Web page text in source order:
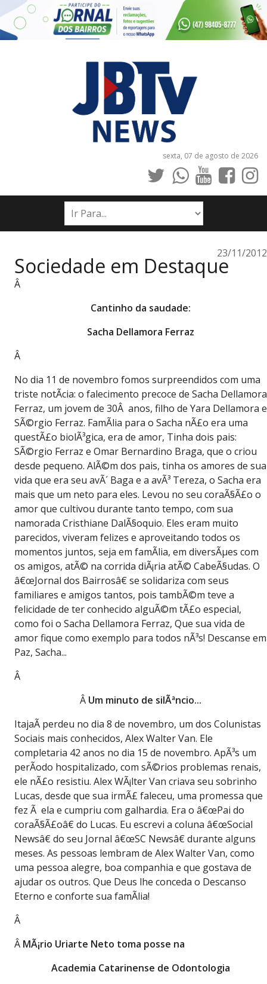
sexta, 07 de agosto de 2026
INÍCIO
NOTÍCIAS
PUBLICAÇÕES LEGAIS
23/11/2012
Sociedade em Destaque
Â
Cantinho da saudade:
Sacha Dellamora Ferraz
Â
No dia 11 de novembro fomos surpreendidos com uma
triste notÃ­cia: o falecimento precoce de Sacha Dellamora
Ferraz, um jovem de 30Â anos, filho de Yara Dellamora e
SÃ©rgio Ferraz. FamÃ­lia para o Sacha nÃ£o era uma
questÃ£o biolÃ³gica, era de amor, Tinha dois pais:
SÃ©rgio Ferraz e Omar Bernardino Braga, que o criou
desde pequeno. AlÃ©m dos pais, tinha os amores de sua
vida que era seu avÃ´ Baga e a avÃ³ Tereza, o Sacha era
mais que um neto para eles. Levou no seu coraÃ§Ã£o o
amor que cultivou durante tanto tempo, com sua
namorada Cristhiane DalÃ§oquio. Eles eram muito
parecidos, viveram felizes e aproveitando todos os
momentos juntos, seja em famÃ­lia, em diversÃµes com
os amigos, atÃ© na corrida diÃ¡ria atÃ© CabeÃ§udas. O
â€œJornal dos Bairrosâ€ se solidariza com seus
familiares e amigos tantos, pois tambÃ©m teve a
felicidade de ter conhecido alguÃ©m tÃ£o especial,
como foi o Sacha Dellamora Ferraz, Que sua vida de
amor fique como exemplo para todos nÃ³s! Descanse em
Paz, Sacha...
Â
Â Um minuto de silÃªncio...
ItajaÃ­ perdeu no dia 8 de novembro, um dos Colunistas
Sociais mais conhecidos, Alex Walter Van. Ele
completaria 42 anos no dia 15 de novembro. ApÃ³s um
perÃ­odo hospitalizado, com sÃ©rios problemas renais,
ele nÃ£o resistiu. Alex WÃ¡lter Van criava seu sobrinho
Lucas, desde que sua irmÃ£ faleceu, uma promessa que
fez Ã ela e cumpriu com galhardia. Era o â€œPai do
coraÃ§Ã£oâ€ do Lucas. Eu escrevi a coluna â€œSocial
Newsâ€ do seu Jornal â€œSC Newsâ€ durante alguns
meses. As pessoas lembram de Alex Walter Van, como
uma pessoa alegre, boa companhia e que gostava de
ajudar os outros. Que Deus lhe conceda o Descanso
Eterno e conforte sua famÃ­lia!
Â
Â MÃ¡rio Uriarte Neto toma posse na
Academia Catarinense de Odontologia